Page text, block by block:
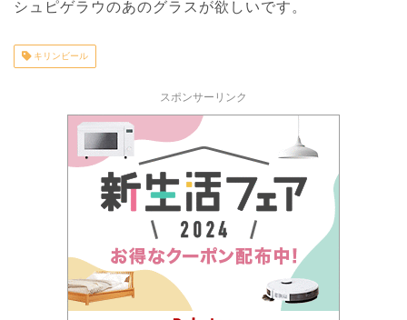
シュピゲラウのあのグラスが欲しいです。
キリンビール
スポンサーリンク